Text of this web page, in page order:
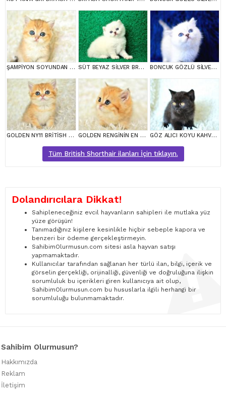
ŞAMPİYON SOYUNDAN NY11 GOLDEN BRİTİSH SHORTHAİR SÜT BEYAZ SİLVER BRTİSH SHORTHAİR NS1133 BONCUK GÖZLÜ SİLVER BRİTİSH SHORTHAİR NS1133
GOLDEN NY11 BRİTİSH SHORTHAİR YAVRUMUZ GOLDEN RENGİNİN EN GÜZEL TONU NY11 BRİTİSH SHORTHAİR GÖZ ALICI KOYU KAHVE RENGİ İLE BRİTİSH SHORTHAİR
Tüm British Shorthair ilanları İçin tıklayın.
Dolandırıcılara Dikkat!
Sahipleneceğiniz evcil hayvanların sahipleri ile mutlaka yüz
yüze görüşün!
Tanımadığınız kişilere kesinlikle hiçbir sebeple kapora ve
benzeri bir ödeme gerçekleştirmeyin.
SahibimOlurmusun.com sitesi asla hayvan satışı
yapmamaktadır.
Kullanıcılar tarafından sağlanan her türlü ilan, bilgi, içerik ve
görselin gerçekliği, orijinalliği, güvenliği ve doğruluğuna ilişkin
sorumluluk bu içerikleri giren kullanıcıya ait olup,
SahibimOlurmusun.com bu hususlarla ilgili herhangi bir
sorumluluğu bulunmamaktadır.
Sahibim Olurmusun?
Hakkımızda
Reklam
İletişim